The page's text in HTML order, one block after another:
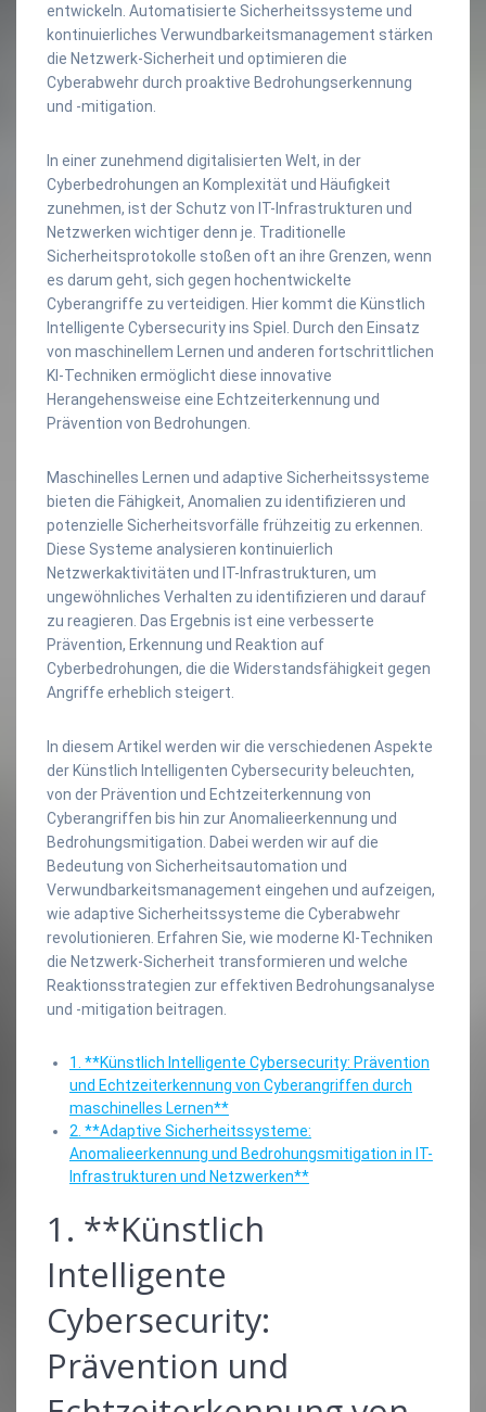
entwickeln. Automatisierte Sicherheitssysteme und
kontinuierliches Verwundbarkeitsmanagement stärken
die Netzwerk-Sicherheit und optimieren die
Cyberabwehr durch proaktive Bedrohungserkennung
und -mitigation.
In einer zunehmend digitalisierten Welt, in der
Cyberbedrohungen an Komplexität und Häufigkeit
zunehmen, ist der Schutz von IT-Infrastrukturen und
Netzwerken wichtiger denn je. Traditionelle
Sicherheitsprotokolle stoßen oft an ihre Grenzen, wenn
es darum geht, sich gegen hochentwickelte
Cyberangriffe zu verteidigen. Hier kommt die Künstlich
Intelligente Cybersecurity ins Spiel. Durch den Einsatz
von maschinellem Lernen und anderen fortschrittlichen
KI-Techniken ermöglicht diese innovative
Herangehensweise eine Echtzeiterkennung und
Prävention von Bedrohungen.
Maschinelles Lernen und adaptive Sicherheitssysteme
bieten die Fähigkeit, Anomalien zu identifizieren und
potenzielle Sicherheitsvorfälle frühzeitig zu erkennen.
Diese Systeme analysieren kontinuierlich
Netzwerkaktivitäten und IT-Infrastrukturen, um
ungewöhnliches Verhalten zu identifizieren und darauf
zu reagieren. Das Ergebnis ist eine verbesserte
Prävention, Erkennung und Reaktion auf
Cyberbedrohungen, die die Widerstandsfähigkeit gegen
Angriffe erheblich steigert.
In diesem Artikel werden wir die verschiedenen Aspekte
der Künstlich Intelligenten Cybersecurity beleuchten,
von der Prävention und Echtzeiterkennung von
Cyberangriffen bis hin zur Anomalieerkennung und
Bedrohungsmitigation. Dabei werden wir auf die
Bedeutung von Sicherheitsautomation und
Verwundbarkeitsmanagement eingehen und aufzeigen,
wie adaptive Sicherheitssysteme die Cyberabwehr
revolutionieren. Erfahren Sie, wie moderne KI-Techniken
die Netzwerk-Sicherheit transformieren und welche
Reaktionsstrategien zur effektiven Bedrohungsanalyse
und -mitigation beitragen.
1. **Künstlich Intelligente Cybersecurity: Prävention
und Echtzeiterkennung von Cyberangriffen durch
maschinelles Lernen**
2. **Adaptive Sicherheitssysteme:
Anomalieerkennung und Bedrohungsmitigation in IT-
Infrastrukturen und Netzwerken**
1. **Künstlich
Intelligente
Cybersecurity:
Prävention und